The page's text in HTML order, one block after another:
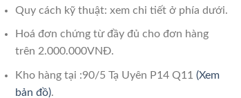
Quy cách kỹ thuật: xem chi tiết ở phía dưới.
Hoá đơn chứng từ đầy đủ cho đơn hàng
trên 2.000.000VNĐ.
Kho hàng tại :90/5 Tạ Uyên P14 Q11 (Xem
bản đồ).